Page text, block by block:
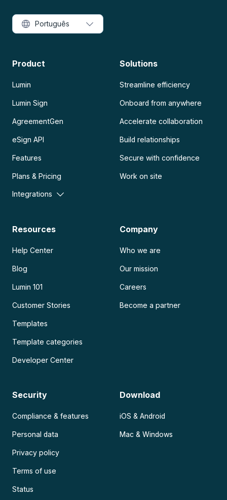
Product
Lumin
Lumin Sign
AgreementGen
eSign API
Features
Plans & Pricing
Integrations
Solutions
Streamline efficiency
Onboard from anywhere
Accelerate collaboration
Build relationships
Secure with confidence
Work on site
Resources
Help Center
Blog
Lumin 101
Customer Stories
Templates
Template categories
Developer Center
Company
Who we are
Our mission
Careers
Become a partner
Security
Compliance & features
Personal data
Privacy policy
Terms of use
Status
Download
iOS & Android
Mac & Windows
Português